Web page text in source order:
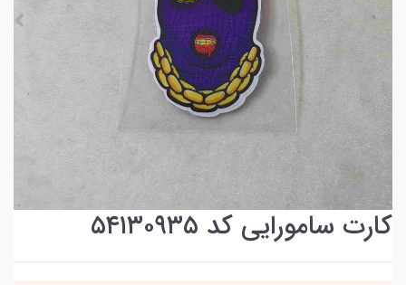
کارت سامورایی کد ۵۴۱۳۰۹۳۵